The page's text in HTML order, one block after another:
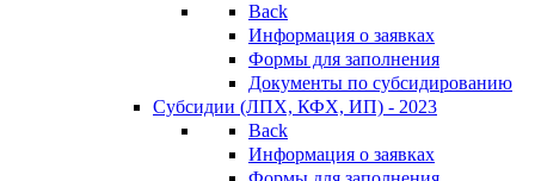
Back
Информация о заявках
Формы для заполнения
Документы по субсидированию
Субсидии (ЛПХ, КФХ, ИП) - 2023
Back
Информация о заявках